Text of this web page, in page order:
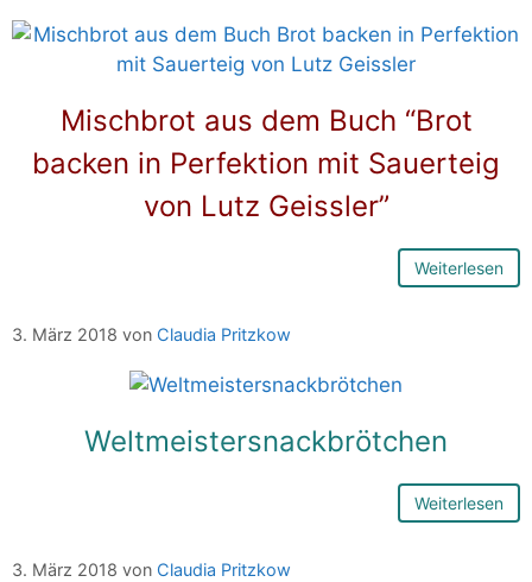
Mischbrot aus dem Buch “Brot
backen in Perfektion mit Sauerteig
von Lutz Geissler”
Weiterlesen
3. März 2018 von Claudia Pritzkow
Weltmeistersnackbrötchen
Weiterlesen
3. März 2018 von Claudia Pritzkow